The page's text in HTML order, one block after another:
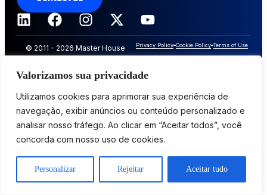
Valorizamos sua privacidade
Utilizamos cookies para aprimorar sua experiência de
navegação, exibir anúncios ou conteúdo personalizado e
analisar nosso tráfego. Ao clicar em “Aceitar todos”, você
concorda com nosso uso de cookies.
Personalizar Rejeitar Aceitar tudo
© 2011 - 2026 Master House
reserved
Privacy Policy Cookie Policy Terms of Use